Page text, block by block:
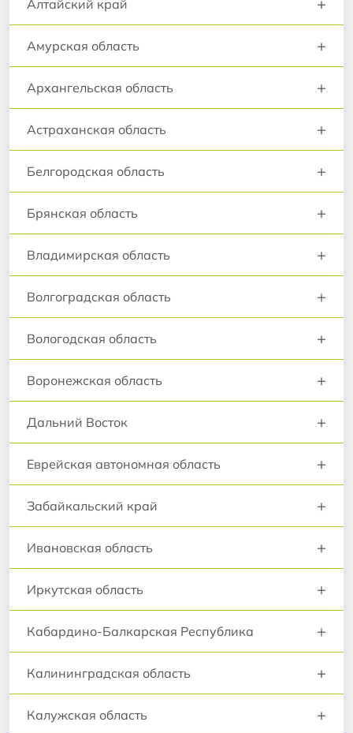
Алтайский край
Амурская область +
Архангельская область +
Астраханская область +
Белгородская область +
Брянская область +
Владимирская область +
Волгоградская область +
Вологодская область +
Воронежская область +
Дальний Восток +
Еврейская автономная область +
Забайкальский край +
Ивановская область +
Иркутская область +
Кабардино-Балкарская Республика +
Калининградская область +
Калужская область +